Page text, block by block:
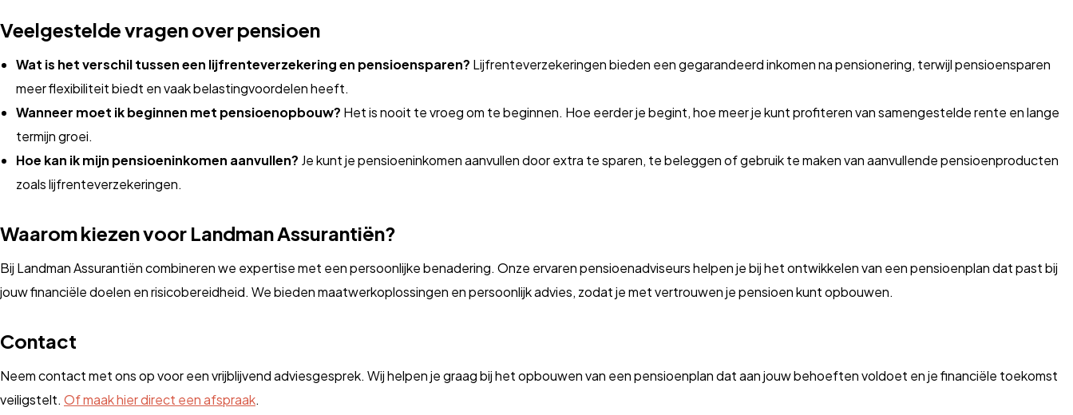
Veelgestelde vragen over pensioen
Wat is het verschil tussen een lijfrenteverzekering en pensioensparen? Lijfrenteverzekeringen bieden een gegarandeerd inkomen na pensionering, terwijl pensioensparen
meer flexibiliteit biedt en vaak belastingvoordelen heeft.
Wanneer moet ik beginnen met pensioenopbouw? Het is nooit te vroeg om te beginnen. Hoe eerder je begint, hoe meer je kunt profiteren van samengestelde rente en lange
termijn groei.
Hoe kan ik mijn pensioeninkomen aanvullen? Je kunt je pensioeninkomen aanvullen door extra te sparen, te beleggen of gebruik te maken van aanvullende pensioenproducten
zoals lijfrenteverzekeringen.
Waarom kiezen voor Landman Assurantiën?
Bij Landman Assurantiën combineren we expertise met een persoonlijke benadering. Onze ervaren pensioenadviseurs helpen je bij het ontwikkelen van een pensioenplan dat past bij
jouw financiële doelen en risicobereidheid. We bieden maatwerkoplossingen en persoonlijk advies, zodat je met vertrouwen je pensioen kunt opbouwen.
Contact
Neem contact met ons op voor een vrijblijvend adviesgesprek. Wij helpen je graag bij het opbouwen van een pensioenplan dat aan jouw behoeften voldoet en je financiële toekomst
veiligstelt. Of maak hier direct een afspraak.